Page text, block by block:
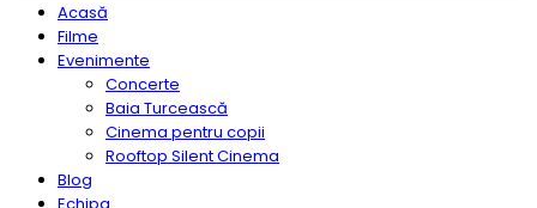
Acasă
Filme
Evenimente
Concerte
Baia Turcească
Cinema pentru copii
Rooftop Silent Cinema
Blog